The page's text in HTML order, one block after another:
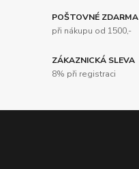
POŠTOVNÉ ZDARMA
při nákupu od 1500,-
ZÁKAZNICKÁ SLEVA
8% při registraci